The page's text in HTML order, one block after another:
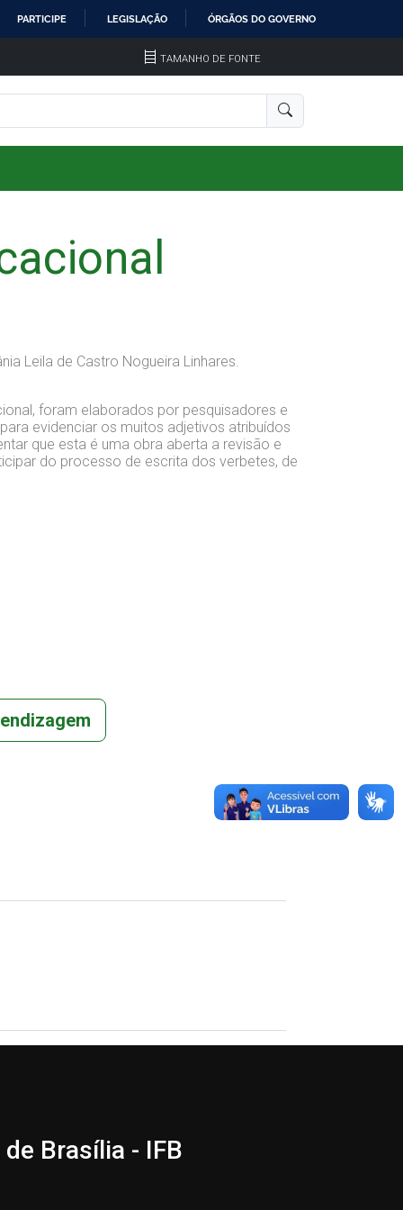
PARTICIPE LEGISLAÇÃO ÓRGÃOS DO GOVERNO
TAMANHO DE FONTE
Leila de Castro Nogueira Linhares.
foram elaborados por pesquisadores e
evidenciar os muitos adjetivos atribuídos
que esta é uma obra aberta a revisão e
do processo de escrita dos verbetes, de
Brasília - IFB